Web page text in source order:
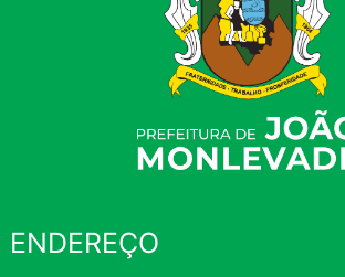
ENDEREÇO